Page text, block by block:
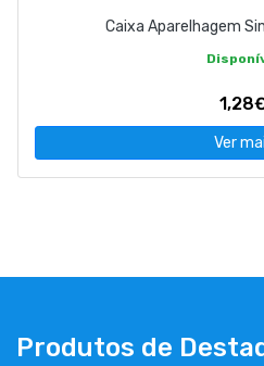
Caixa Aparelhagem
Ver
Produtos de